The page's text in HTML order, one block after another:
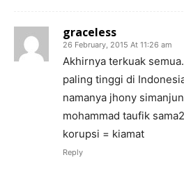
graceless
26 February, 2015 At 11:26 am
Akhirnya terkuak
paling tinggi di
namanya jhony
mohammad taufik
korupsi = kiamat
Reply